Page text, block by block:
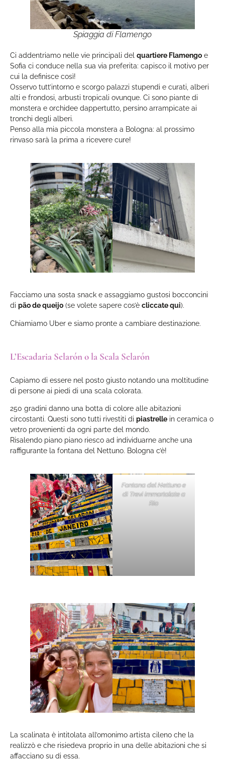
Spiaggia di Flamengo
Ci addentriamo nelle vie principali del quartiere Flamengo e
Sofia ci conduce nella sua via preferita: capisco il motivo per
cui la definisce così!
Osservo tutt’intorno e scorgo palazzi stupendi e curati, alberi
alti e frondosi, arbusti tropicali ovunque. Ci sono piante di
monstera e orchidee dappertutto, persino arrampicate ai
tronchi degli alberi.
Penso alla mia piccola monstera a Bologna: al prossimo
rinvaso sarà la prima a ricevere cure!
Facciamo una sosta snack e assaggiamo gustosi bocconcini
di pão de queijo (se volete sapere cos’è cliccate qui).
Chiamiamo Uber e siamo pronte a cambiare destinazione.
L’Escadaria Selarón o la Scala Selarón
Capiamo di essere nel posto giusto notando una moltitudine
di persone ai piedi di una scala colorata.
250 gradini danno una botta di colore alle abitazioni
circostanti. Questi sono tutti rivestiti di piastrelle in ceramica o
vetro provenienti da ogni parte del mondo.
Risalendo piano piano riesco ad individuarne anche una
raffigurante la fontana del Nettuno. Bologna c’è!
Fontana del Nettuno e
di Trevi immortalate a
Rio
La scalinata è intitolata all’omonimo artista cileno che la
realizzò e che risiedeva proprio in una delle abitazioni che si
affacciano su di essa.